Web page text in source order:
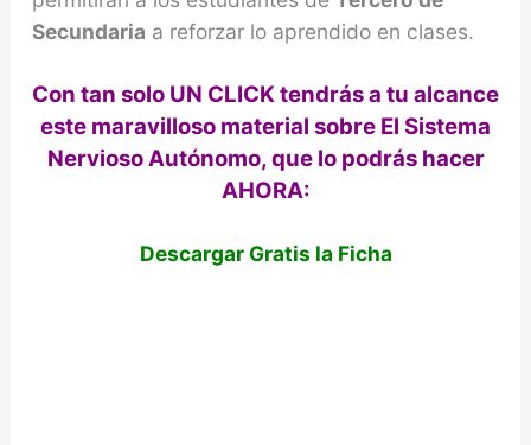
Secundaria a reforzar lo aprendido en clases.
Con tan solo UN CLICK tendrás a tu alcance
este maravilloso material sobre El Sistema
Nervioso Autónomo, que lo podrás hacer
AHORA:
Descargar Gratis la Ficha